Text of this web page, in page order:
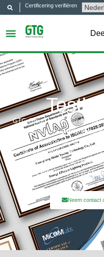
Certificering verifiëren
GTG Group is een van de
test-, inspectie- en
waaronder: UL,
Accreditatie bobies waaronder:
A2LA(6947.01),
Neem contact